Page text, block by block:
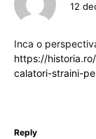
12
Inca o
https://
calatori-straini-
Reply